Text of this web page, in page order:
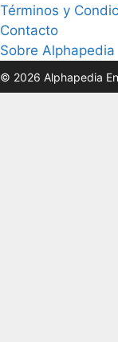
Términos y
Contacto
Sobre Alphapedia